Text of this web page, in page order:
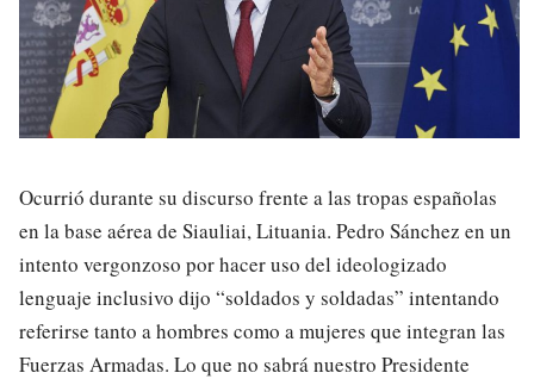
Ocurrió durante su discurso frente a las tropas españolas
en la base aérea de Siauliai, Lituania. Pedro Sánchez en un
intento vergonzoso por hacer uso del ideologizado
lenguaje inclusivo dijo “soldados y soldadas” intentando
referirse tanto a hombres como a mujeres que integran las
Fuerzas Armadas. Lo que no sabrá nuestro Presidente